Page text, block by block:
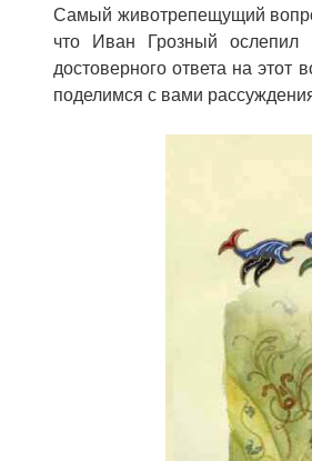
Самый животрепещущий
что Иван Грозный
достоверного ответа на этот
поделимся с вами